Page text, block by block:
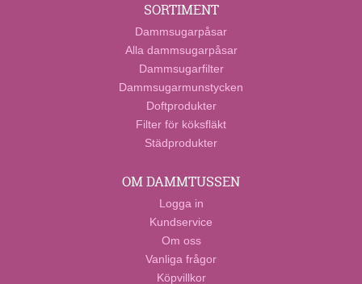
SORTIMENT
Dammsugarpåsar
Alla dammsugarpåsar
Dammsugarfilter
Dammsugarmunstycken
Doftprodukter
Filter för köksfläkt
Städprodukter
OM DAMMTUSSEN
Logga in
Kundservice
Om oss
Vanliga frågor
Köpvillkor